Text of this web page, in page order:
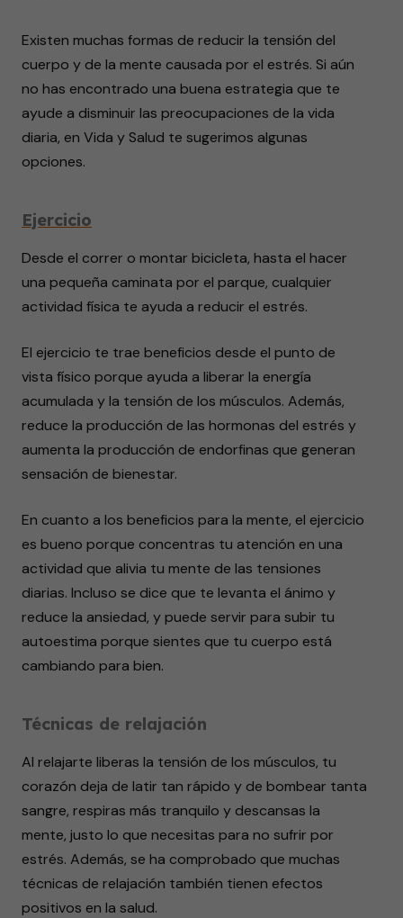
Existen muchas formas de reducir la tensión del
cuerpo y de la mente causada por el estrés. Si aún
no has encontrado una buena estrategia que te
ayude a disminuir las preocupaciones de la vida
diaria, en Vida y Salud te sugerimos algunas
opciones.
Ejercicio
Desde el correr o montar bicicleta, hasta el hacer
una pequeña caminata por el parque, cualquier
actividad física te ayuda a reducir el estrés.
El ejercicio te trae beneficios desde el punto de
vista físico porque ayuda a liberar la energía
acumulada y la tensión de los músculos. Además,
reduce la producción de las hormonas del estrés y
aumenta la producción de endorfinas que generan
sensación de bienestar.
En cuanto a los beneficios para la mente, el ejercicio
es bueno porque concentras tu atención en una
actividad que alivia tu mente de las tensiones
diarias. Incluso se dice que te levanta el ánimo y
reduce la ansiedad, y puede servir para subir tu
autoestima porque sientes que tu cuerpo está
cambiando para bien.
Técnicas de relajación
Al relajarte liberas la tensión de los músculos, tu
corazón deja de latir tan rápido y de bombear tanta
sangre, respiras más tranquilo y descansas la
mente, justo lo que necesitas para no sufrir por
estrés. Además, se ha comprobado que muchas
técnicas de relajación también tienen efectos
positivos en la salud.